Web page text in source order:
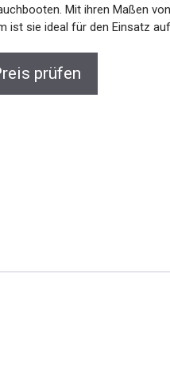
Mit ihren Maßen
ist sie ideal für den Einsatz
prüfen